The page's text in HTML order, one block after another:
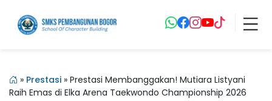
» Prestasi » Prestasi Membanggakan! Mutiara Listyani
Raih Emas di Elka Arena Taekwondo Championship 2026